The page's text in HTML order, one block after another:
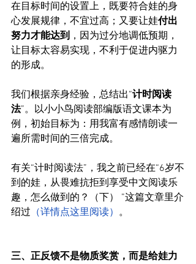
在目标时间的设置上，既要符合娃的身
心发展规律，不宜过高；又要让娃付出
努力才能达到 ，因为过分地调低预期，
让目标太容易实现，不利于促进内驱力
的形成。
我们根据亲身经验，总结出“计时阅读
法”。以小小鸟阅读部编版语文课本为
例，初始目标为：用我富有感情朗读一
遍所需时间的三倍完成。
有关“计时阅读法”，我之前已经在“6岁不
到的娃，从畏难抗拒到享受中文阅读乐
趣，怎么做到的？（下） ”这篇文章里介
绍过 （详情点这里阅读） 。
三、正反馈不是物质奖赏，而是给娃力